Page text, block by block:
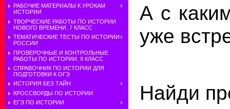
РАБОЧИЕ МАТЕРИАЛЫ К УРОКАМ
ИСТОРИИ
ТВОРЧЕСКИЕ РАБОТЫ ПО ИСТОРИИ
НОВОГО ВРЕМЕНИ. 7 КЛАСС
ТЕМАТИЧЕСКИЕ ТЕСТЫ ПО ИСТОРИИ
РОССИИ
ПРОВЕРОЧНЫЕ И КОНТРОЛЬНЫЕ
РАБОТЫ ПО ИСТОРИИ. 9 КЛАСС
СПРАВОЧНИК ПО ИСТОРИИ ДЛЯ
ПОДГОТОВКИ К ОГЭ
ИСТОРИЯ БЕЗ ТАЙН
КРОССВОРДЫ ПО ИСТОРИИ
ЕГЭ ПО ИСТОРИИ
А с
уже
Найди